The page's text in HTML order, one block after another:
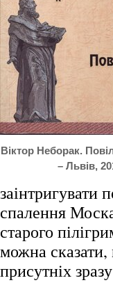
Віктор Неборак.
– Львів,
заінтригувати
спалення
старого
можна сказати,
присутніх